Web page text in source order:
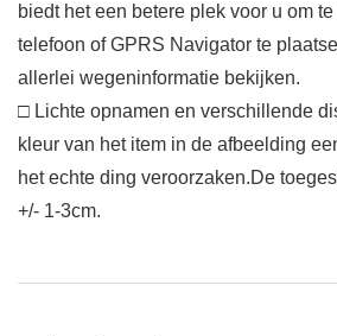
biedt het een betere plek voor u om
telefoon of GPRS Navigator te
allerlei wegeninformatie bekijken.
□ Lichte opnamen en verschillende
kleur van het item in de afbeelding
het echte ding veroorzaken.De
+/- 1-3cm.